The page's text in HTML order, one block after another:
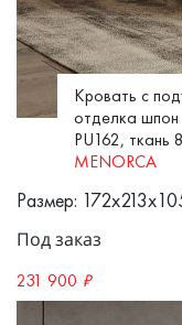
Кровать с
отделка
PU162, ткань
MENORCA
Размер:
Под заказ
231 900 ₽